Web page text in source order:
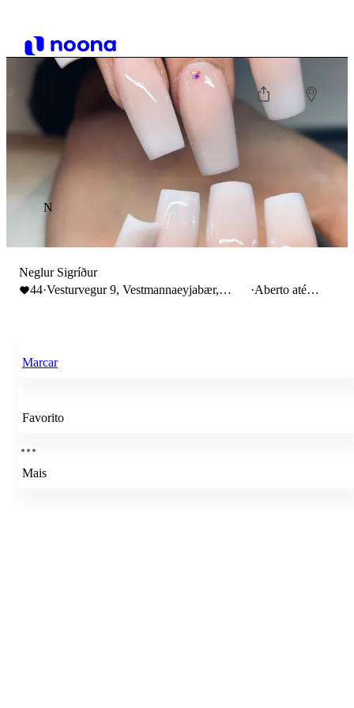
N
Neglur Sigríður
44·Vesturvegur 9, Vestmannaeyjabær,
·Aberto até
Marcar
Favorito
Mais